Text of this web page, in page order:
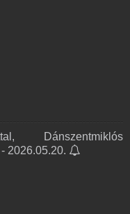
Dánszentmiklós
2026.05.20.